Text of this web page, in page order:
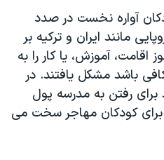
آواره نخست در صدد
مانند ایران و ترکیه بر
اقامت، آموزش، یا کار را به
باشد مشکل یافتند. در
برای رفتن به مدرسه پول
برای کودکان مهاجر سخت می